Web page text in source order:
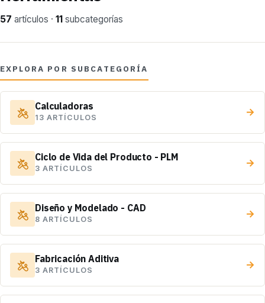
57 artículos · 11 subcategorías
EXPLORA POR SUBCATEGORÍA
Calculadoras
13 ARTÍCULOS →
Ciclo de Vida del Producto - PLM
3 ARTÍCULOS →
Diseño y Modelado - CAD
8 ARTÍCULOS →
Fabricación Aditiva
3 ARTÍCULOS →